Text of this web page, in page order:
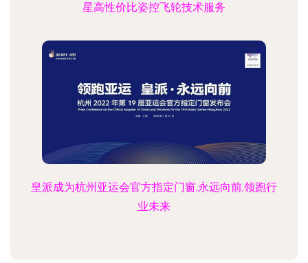
星高性价比姿控飞轮技术服务
皇派成为杭州亚运会官方指定门窗,永远向前,领跑行
业未来